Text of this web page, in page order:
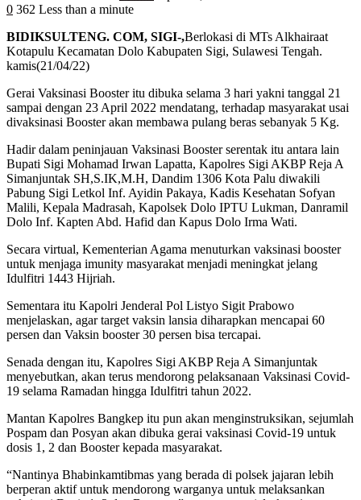
0 362 Less than a minute
BIDIKSULTENG. COM, SIGI-,Berlokasi di MTs Alkhairaat
Kotapulu Kecamatan Dolo Kabupaten Sigi, Sulawesi Tengah.
kamis(21/04/22)
Gerai Vaksinasi Booster itu dibuka selama 3 hari yakni tanggal 21
sampai dengan 23 April 2022 mendatang, terhadap masyarakat usai
divaksinasi Booster akan membawa pulang beras sebanyak 5 Kg.
Hadir dalam peninjauan Vaksinasi Booster serentak itu antara lain
Bupati Sigi Mohamad Irwan Lapatta, Kapolres Sigi AKBP Reja A
Simanjuntak SH,S.IK,M.H, Dandim 1306 Kota Palu diwakili
Pabung Sigi Letkol Inf. Ayidin Pakaya, Kadis Kesehatan Sofyan
Malili, Kepala Madrasah, Kapolsek Dolo IPTU Lukman, Danramil
Dolo Inf. Kapten Abd. Hafid dan Kapus Dolo Irma Wati.
Secara virtual, Kementerian Agama menuturkan vaksinasi booster
untuk menjaga imunity masyarakat menjadi meningkat jelang
Idulfitri 1443 Hijriah.
Sementara itu Kapolri Jenderal Pol Listyo Sigit Prabowo
menjelaskan, agar target vaksin lansia diharapkan mencapai 60
persen dan Vaksin booster 30 persen bisa tercapai.
Senada dengan itu, Kapolres Sigi AKBP Reja A Simanjuntak
menyebutkan, akan terus mendorong pelaksanaan Vaksinasi Covid-
19 selama Ramadan hingga Idulfitri tahun 2022.
Mantan Kapolres Bangkep itu pun akan menginstruksikan, sejumlah
Pospam dan Posyan akan dibuka gerai vaksinasi Covid-19 untuk
dosis 1, 2 dan Booster kepada masyarakat.
“Nantinya Bhabinkamtibmas yang berada di polsek jajaran lebih
berperan aktif untuk mendorong warganya untuk melaksankan